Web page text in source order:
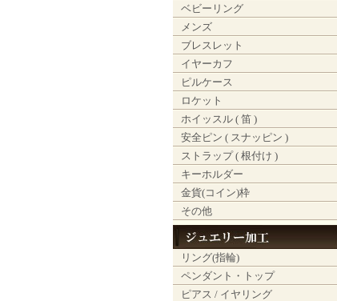
ベビーリング
メンズ
ブレスレット
イヤーカフ
ピルケース
ロケット
ホイッスル ( 笛 )
安全ピン ( スナッピン )
ストラップ ( 根付け )
キーホルダー
金貨(コイン)枠
その他
リング(指輪)
ペンダント・トップ
ピアス / イヤリング